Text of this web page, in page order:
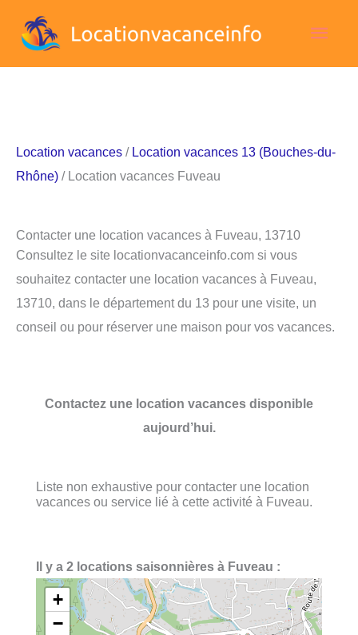
Location vacances / Location vacances 13 (Bouches-du-
Rhône) / Location vacances Fuveau
Contacter une location vacances à Fuveau, 13710
Consultez le site locationvacanceinfo.com si vous
souhaitez contacter une location vacances à Fuveau,
13710, dans le département du 13 pour une visite, un
conseil ou pour réserver une maison pour vos vacances.
Contactez une location vacances disponible
aujourd’hui.
Liste non exhaustive pour contacter une location
vacances ou service lié à cette activité à Fuveau.
Il y a 2 locations saisonnières à Fuveau :
+
−